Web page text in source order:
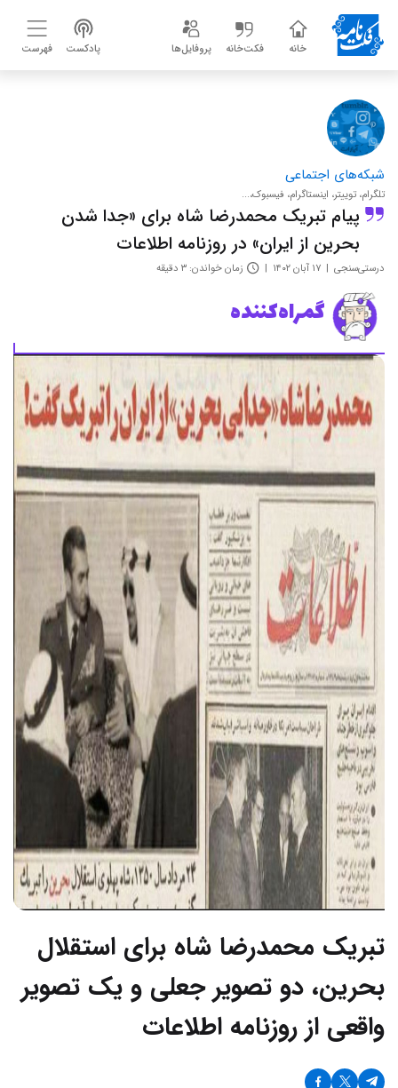
خانه فکت‌خانه پروفایل‌ها پادکست فهرست
شبکه‌های اجتماعی
تلگرام، توییتر، اینستاگرام، فیسبوک،...
پیام تبریک محمدرضا شاه برای «جدا شدن
بحرین از ایران» در روزنامه اطلاعات
درستی‌سنجی ۱۷ آبان ۱۴۰۲ زمان خواندن: ۳ دقیقه
گمراه‌کننده
تبریک محمدرضا شاه برای استقلال
بحرین، دو تصویر جعلی و یک تصویر
واقعی از روزنامه اطلاعات